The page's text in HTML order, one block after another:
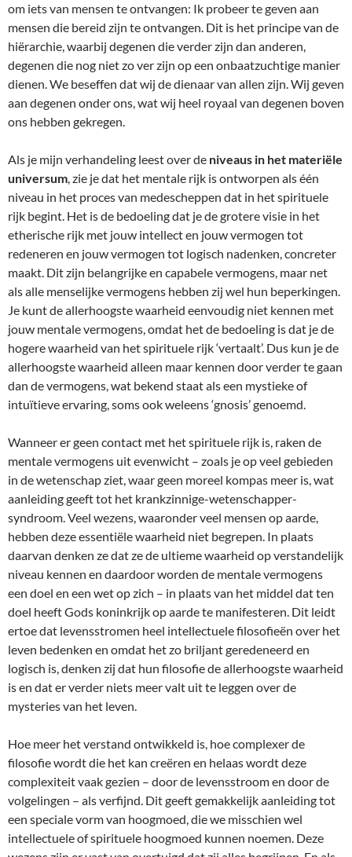
om iets van mensen te ontvangen: Ik probeer te geven aan
mensen die bereid zijn te ontvangen. Dit is het principe van de
hiërarchie, waarbij degenen die verder zijn dan anderen,
degenen die nog niet zo ver zijn op een onbaatzuchtige manier
dienen. We beseffen dat wij de dienaar van allen zijn. Wij geven
aan degenen onder ons, wat wij heel royaal van degenen boven
ons hebben gekregen.
Als je mijn verhandeling leest over de niveaus in het materiële
universum, zie je dat het mentale rijk is ontworpen als één
niveau in het proces van medescheppen dat in het spirituele
rijk begint. Het is de bedoeling dat je de grotere visie in het
etherische rijk met jouw intellect en jouw vermogen tot
redeneren en jouw vermogen tot logisch nadenken, concreter
maakt. Dit zijn belangrijke en capabele vermogens, maar net
als alle menselijke vermogens hebben zij wel hun beperkingen.
Je kunt de allerhoogste waarheid eenvoudig niet kennen met
jouw mentale vermogens, omdat het de bedoeling is dat je de
hogere waarheid van het spirituele rijk ‘vertaalt’. Dus kun je de
allerhoogste waarheid alleen maar kennen door verder te gaan
dan de vermogens, wat bekend staat als een mystieke of
intuïtieve ervaring, soms ook weleens ‘gnosis’ genoemd.
Wanneer er geen contact met het spirituele rijk is, raken de
mentale vermogens uit evenwicht – zoals je op veel gebieden
in de wetenschap ziet, waar geen moreel kompas meer is, wat
aanleiding geeft tot het krankzinnige-wetenschapper-
syndroom. Veel wezens, waaronder veel mensen op aarde,
hebben deze essentiële waarheid niet begrepen. In plaats
daarvan denken ze dat ze de ultieme waarheid op verstandelijk
niveau kennen en daardoor worden de mentale vermogens
een doel en een wet op zich – in plaats van het middel dat ten
doel heeft Gods koninkrijk op aarde te manifesteren. Dit leidt
ertoe dat levensstromen heel intellectuele filosofieën over het
leven bedenken en omdat het zo briljant geredeneerd en
logisch is, denken zij dat hun filosofie de allerhoogste waarheid
is en dat er verder niets meer valt uit te leggen over de
mysteries van het leven.
Hoe meer het verstand ontwikkeld is, hoe complexer de
filosofie wordt die het kan creëren en helaas wordt deze
complexiteit vaak gezien – door de levensstroom en door de
volgelingen – als verfijnd. Dit geeft gemakkelijk aanleiding tot
een speciale vorm van hoogmoed, die we misschien wel
intellectuele of spirituele hoogmoed kunnen noemen. Deze